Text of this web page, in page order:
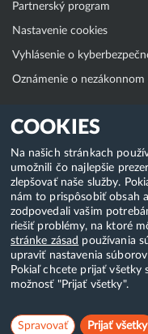
COOKIES
Na našich stránkach
umožnili čo najlepšie
zlepšovať naše služby.
nám to prispôsobiť obsah
zodpovedali vašim
riešiť problémy, na ktoré
stránke zásad používania
upraviť nastavenia
Pokiaľ chcete prijať
možnosť "Prijať všetky".
Spravovať Prijať všetky
Partnerský program
Nastavenie cookies
Vyhlásenie o
Oznámenie o nezákonnom
Klientská zóna
WebAdmin
WebMail
Zmena hesla (E-mail, FTP,
Webhosting
Domény
Copyright & 2018-2026